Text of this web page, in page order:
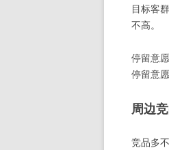
目标客
不高。
停留意
停留意愿
周边
竞品多